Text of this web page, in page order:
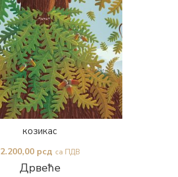
Дрвеће
козикас
2.200,00 рсд са ПДВ